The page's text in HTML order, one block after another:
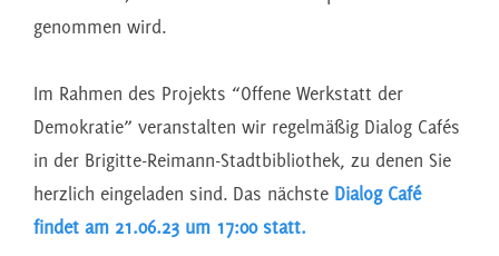
genommen wird.
Im Rahmen des Projekts “Offene Werkstatt der
Demokratie” veranstalten wir regelmäßig Dialog Cafés
in der Brigitte-Reimann-Stadtbibliothek, zu denen Sie
herzlich eingeladen sind. Das nächste Dialog Café
findet am 21.06.23 um 17:00 statt.